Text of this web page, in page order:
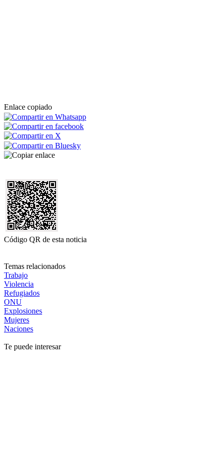
Enlace copiado
Código QR de esta noticia
Temas relacionados
Trabajo
Violencia
Refugiados
ONU
Explosiones
Mujeres
Naciones
Te puede interesar